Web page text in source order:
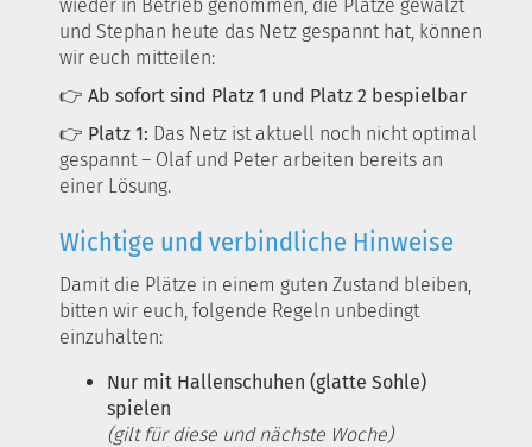
wieder in Betrieb genommen, die Plätze gewalzt
und Stephan heute das Netz gespannt hat, können
wir euch mitteilen:
👉 Ab sofort sind Platz 1 und Platz 2 bespielbar
👉 Platz 1: Das Netz ist aktuell noch nicht optimal
gespannt – Olaf und Peter arbeiten bereits an
einer Lösung.
Wichtige und verbindliche Hinweise
Damit die Plätze in einem guten Zustand bleiben,
bitten wir euch, folgende Regeln unbedingt
einzuhalten:
Nur mit Hallenschuhen (glatte Sohle)
spielen
(gilt für diese und nächste Woche)